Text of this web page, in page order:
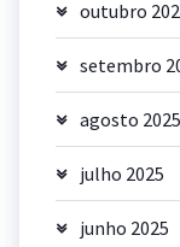
outubro
setembro
agosto 2025
julho 2025
junho 2025